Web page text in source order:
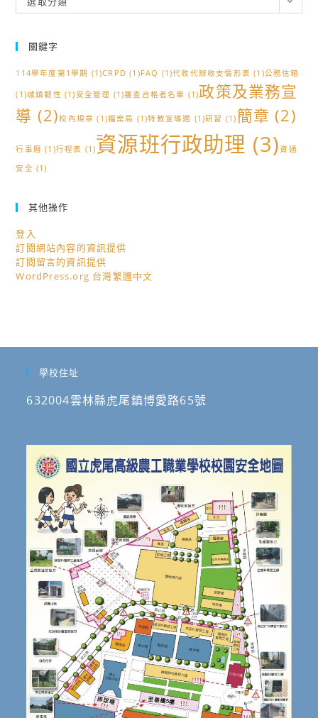
類
關鍵字
114學年度第1學期 (1)CRPD (1)FAQ (1)代收代辦收支情形表 (1)公務信箱
(1)城鎮韌性 (1)安全管理 (1)審查合格者名單 (1)政策及業務宣
導 (2)校內規章 (1)檔案局 (1)特教宣導週 (1)研習 (1) 簡章 (2)
行事曆 (1)行程表 (1)資源班行政助理 (3)資通
安全 (1)
其他操作
登入
訂閱網站內容的資訊提供
訂閱留言的資訊提供
WordPress.org 台灣繁體中文
學校住址
632004雲林縣虎尾鎮博愛路65號